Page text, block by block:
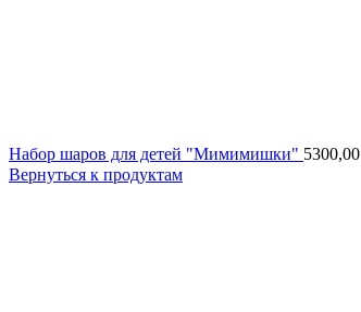
Набор шаров для детей "Мимимишки" 5300,00
Вернуться к продуктам